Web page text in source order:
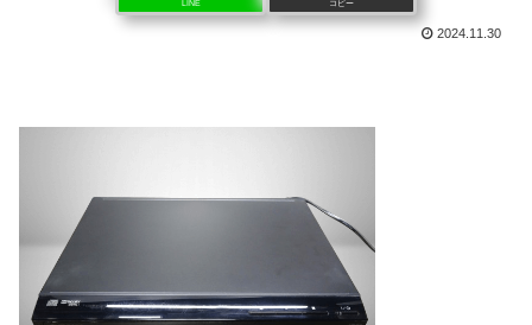
LINE コピー
2024.11.30